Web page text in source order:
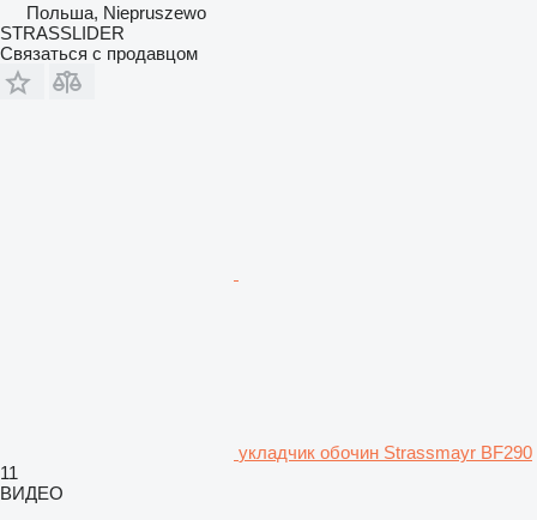
Польша, Niepruszewo
STRASSLIDER
Связаться с продавцом
укладчик обочин Strassmayr BF290
11
ВИДЕО